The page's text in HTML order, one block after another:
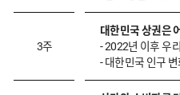
3주
대한민국 상권은
- 2022년 이후 우
- 대한민국 인구